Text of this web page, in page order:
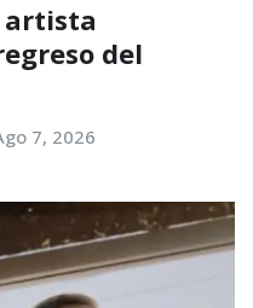
artista
del
7, 2026